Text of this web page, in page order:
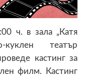
ч. в зала „Катя
куклен театър
кастинг за
филм. Кастинг